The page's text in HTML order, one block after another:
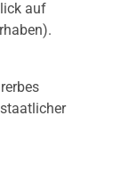
auf